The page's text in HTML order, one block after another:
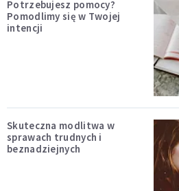
Potrzebujesz pomocy?
Pomodlimy się w Twojej
intencji
Skuteczna modlitwa w
sprawach trudnych i
beznadziejnych